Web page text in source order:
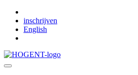
inschrijven
English